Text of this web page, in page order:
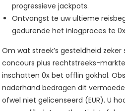
progressieve jackpots.
Ontvangst te uw ultieme
gedurende het inlogproces te
Om wat streek’s gesteldheid
concours plus rechtstreeks-
inschatten 0x bet offlin gokhal.
naderhand bedragen dit
ofwel niet gelicenseerd (EUR). U